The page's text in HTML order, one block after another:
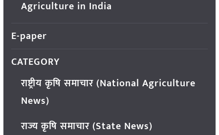
Agriculture in India
E-paper
CATEGORY
राष्ट्रीय कृषि समाचार (National Agriculture
News)
राज्य कृषि समाचार (State News)